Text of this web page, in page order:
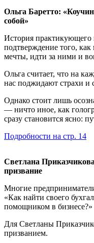
Ольга Баретто:
собой»
История
подтверждение того,
мечты, идти за ними и
Ольга считает, что на
нас поджидают страхи и
Однако стоит лишь
— ничто иное, как
сразу становится ясно:
Подробности на стр. 14
Светлана
призвание
Многие
«Как найти своего
помощником в бизнесе?»
Для Светланы
призванием.